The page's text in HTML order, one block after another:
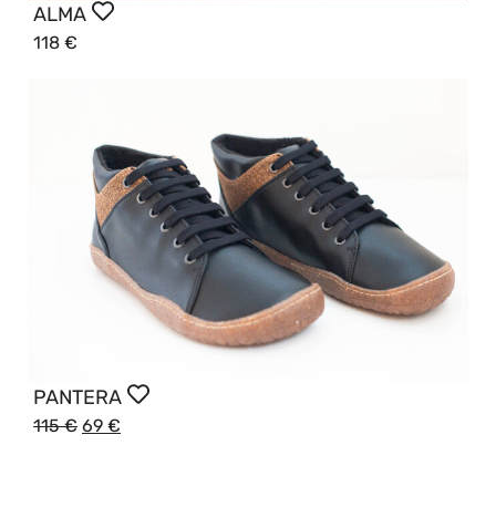
ALMA
118 €
PANTERA
115€ 69 €